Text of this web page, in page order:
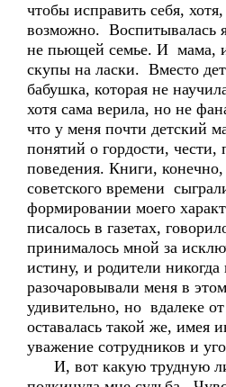
чтобы исправить себя,
возможно. Воспитывалась
не пьющей семье. И мама,
скупы на ласки. Вместо
бабушка, которая не
хотя сама верила, но не
что у меня почти детский
понятий о гордости, чести,
поведения. Книги,
советского времени
формировании моего
писалось в газетах,
принималось мной за
истину, и родители никогда
разочаровывали меня в
удивительно, но вдалеке
оставалась такой же, имея
уважение сотрудников и
И, вот какую трудную